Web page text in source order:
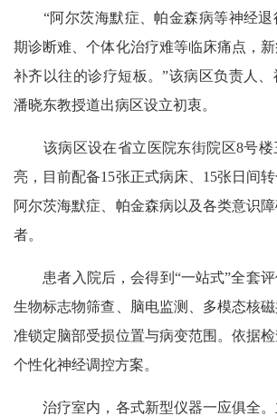
“阿尔茨海默症、帕金森病等神经退
期诊断难、个体化治疗难等临床痛点，
补齐以往的诊疗短板。”该病区负责人
潘晓东教授道出病区设立初衷。
该病区设在省立医院东街院区8号楼
亮，目前配备15张正式病床、15张日间
阿尔茨海默症、帕金森病以及各类意识
者。
患者入院后，会得到“一站式”全套评
生物标志物筛查、脑电监测、多模态核
准锁定脑部受损位置与病变范围。依据
个性化神经调控方案。
治疗室内，各式新型仪器一应俱全。